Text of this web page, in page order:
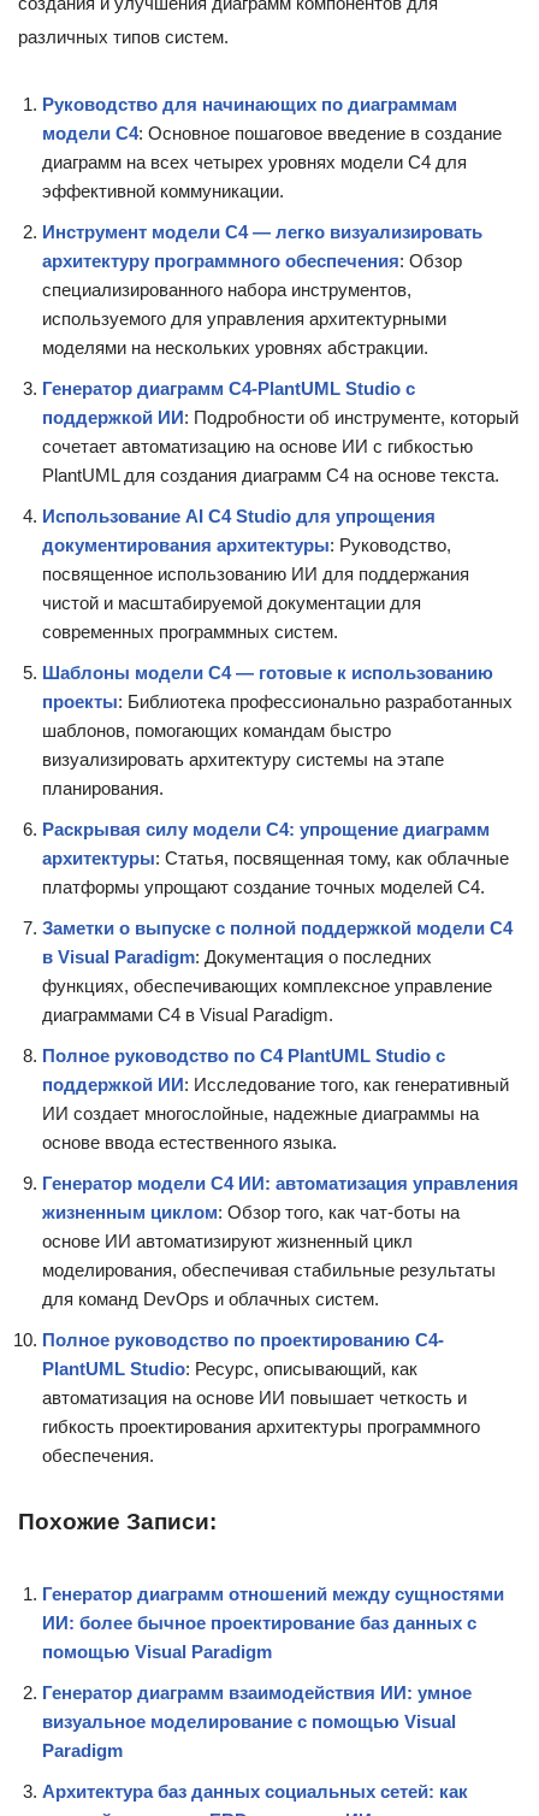
различных типов систем.
Руководство для начинающих по диаграммам
модели C4: Основное пошаговое введение в создание
диаграмм на всех четырех уровнях модели C4 для
эффективной коммуникации.
Инструмент модели C4 — легко визуализировать
архитектуру программного обеспечения: Обзор
специализированного набора инструментов,
используемого для управления архитектурными
моделями на нескольких уровнях абстракции.
Генератор диаграмм C4-PlantUML Studio с
поддержкой ИИ: Подробности об инструменте, который
сочетает автоматизацию на основе ИИ с гибкостью
PlantUML для создания диаграмм C4 на основе текста.
Использование AI C4 Studio для упрощения
документирования архитектуры: Руководство,
посвященное использованию ИИ для поддержания
чистой и масштабируемой документации для
современных программных систем.
Шаблоны модели C4 — готовые к использованию
проекты: Библиотека профессионально разработанных
шаблонов, помогающих командам быстро
визуализировать архитектуру системы на этапе
планирования.
Раскрывая силу модели C4: упрощение диаграмм
архитектуры: Статья, посвященная тому, как облачные
платформы упрощают создание точных моделей C4.
Заметки о выпуске с полной поддержкой модели C4
в Visual Paradigm: Документация о последних
функциях, обеспечивающих комплексное управление
диаграммами C4 в Visual Paradigm.
Полное руководство по C4 PlantUML Studio с
поддержкой ИИ: Исследование того, как генеративный
ИИ создает многослойные, надежные диаграммы на
основе ввода естественного языка.
Генератор модели C4 ИИ: автоматизация управления
жизненным циклом: Обзор того, как чат-боты на
основе ИИ автоматизируют жизненный цикл
моделирования, обеспечивая стабильные результаты
для команд DevOps и облачных систем.
Полное руководство по проектированию C4-
PlantUML Studio: Ресурс, описывающий, как
автоматизация на основе ИИ повышает четкость и
гибкость проектирования архитектуры программного
обеспечения.
Похожие Записи:
Генератор диаграмм отношений между сущностями
ИИ: более бычное проектирование баз данных с
помощью Visual Paradigm
Генератор диаграмм взаимодействия ИИ: умное
визуальное моделирование с помощью Visual
Paradigm
Архитектура баз данных социальных сетей: как